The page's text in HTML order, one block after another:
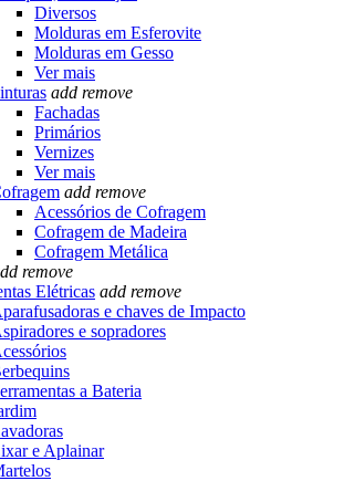
Diversos
Molduras em Esferovite
Molduras em Gesso
Ver mais
add remove
Fachadas
Primários
Vernizes
Ver mais
add remove
Acessórios de Cofragem
Cofragem de Madeira
Cofragem Metálica
remove
Elétricas add remove
e chaves de Impacto
e sopradores
a Bateria
e Aplainar